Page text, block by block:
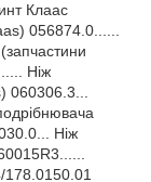
Клаас
056874.0......
Ніж
060306.3...
Ніж
178.0150.01